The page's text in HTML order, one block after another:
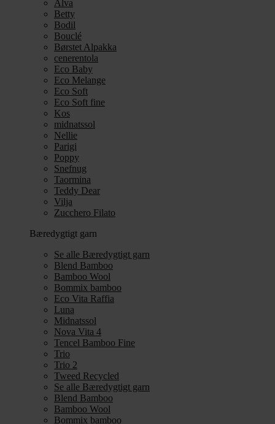
Alva
Betty
Bodil
Bouclé
Børstet Alpakka
cenerentola
Eco Baby
Eco Melange
Eco Soft
Eco Soft fine
Kos
midnatssol
Nellie
Parigi
Poppy
Snefnug
Taormina
Teddy Dear
Vilja
Zucchero Filato
Bæredygtigt garn
Se alle Bæredygtigt garn
Blend Bamboo
Bamboo Wool
Bommix bamboo
Eco Vita Raffia
Luna
Midnatssol
Nova Vita 4
Tencel Bamboo Fine
Trio
Trio 2
Tweed Recycled
Se alle Bæredygtigt garn
Blend Bamboo
Bamboo Wool
Bommix bamboo